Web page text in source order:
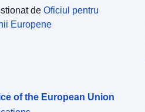
de Oficiul pentru
Europene
of the European Union